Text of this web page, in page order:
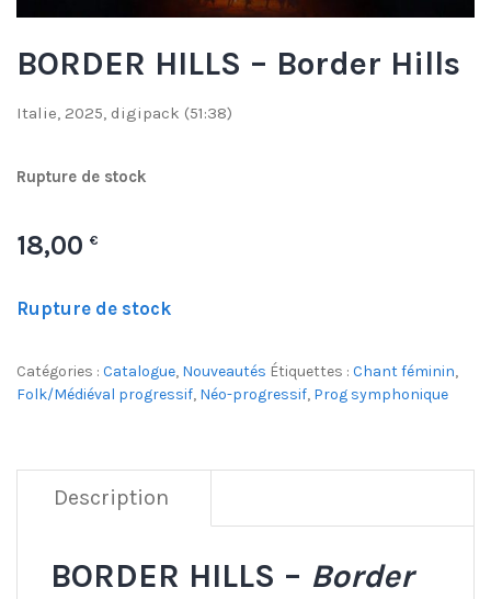
BORDER HILLS – Border Hills
Italie, 2025, digipack (51:38)
Rupture de stock
18,00 €
Rupture de stock
Catégories : Catalogue, Nouveautés Étiquettes : Chant féminin,
Folk/Médiéval progressif, Néo-progressif, Prog symphonique
Description
BORDER HILLS – Border